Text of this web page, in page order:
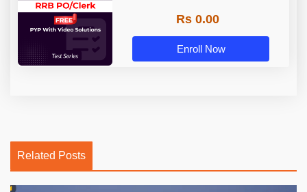
Rs 0.00
Enroll Now
Related Posts